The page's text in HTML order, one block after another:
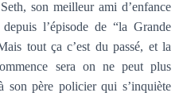
son meilleur ami d’enfance
l’épisode de “la Grande
tout ça c’est du passé, et la
sera on ne peut plus
son père policier qui s’inquiète